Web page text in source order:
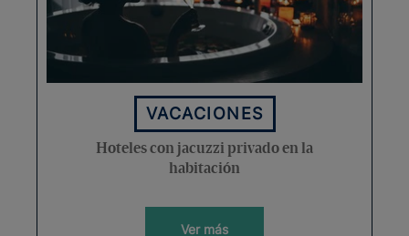
VACACIONES
Hoteles con jacuzzi privado en la
habitación
Ver más